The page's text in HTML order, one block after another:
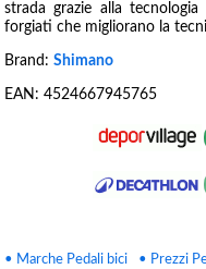
strada grazie alla
forgiati che migliorano la
Brand: Shimano
EAN: 4524667945765
• Marche Pedali bici • Prezzi